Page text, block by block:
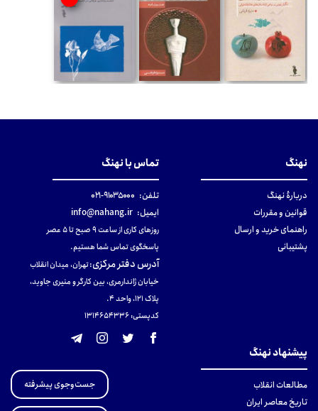
نهنگ
دربارهٔ نهنگ
قوانین و مقررات
راهنمای خرید و ارسال
پشتیبانی
تماس با نهنگ
تلفن: ۹۱۰۳۵۰۰۰-۰۲۱
ایمیل: info@nahang.ir
روزهای کاری از ساعت ۹ صبح تا ۵ عصر
پاسخگوی تماس شما هستیم.
آدرس دفتر مرکزی:تهران، میدان انقلاب
خیابان ژاندارمری، بین کارگر و منیری جاوید،
پلاک 121، واحد ۴.
کدپستی: 131465433۶
پیشنهاد نهنگ
مطالعات انقلاب
تاریخ معاصر ایران
جست‌وجوی پیشرفته